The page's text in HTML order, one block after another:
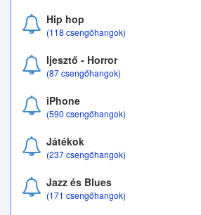
Hip hop
(118 csengőhangok)
Ijesztő - Horror
(87 csengőhangok)
iPhone
(590 csengőhangok)
Játékok
(237 csengőhangok)
Jazz és Blues
(171 csengőhangok)